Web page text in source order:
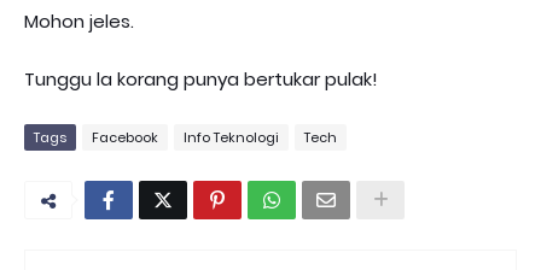
Mohon jeles.
Tunggu la korang punya bertukar pulak!
Tags Facebook Info Teknologi Tech